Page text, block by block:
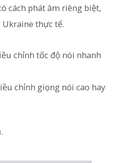
cách phát âm riêng biệt,
thực tế.
chỉnh tốc độ nói nhanh
chỉnh giọng nói cao hay